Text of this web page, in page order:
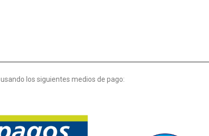
usando los siguientes medios de pago: